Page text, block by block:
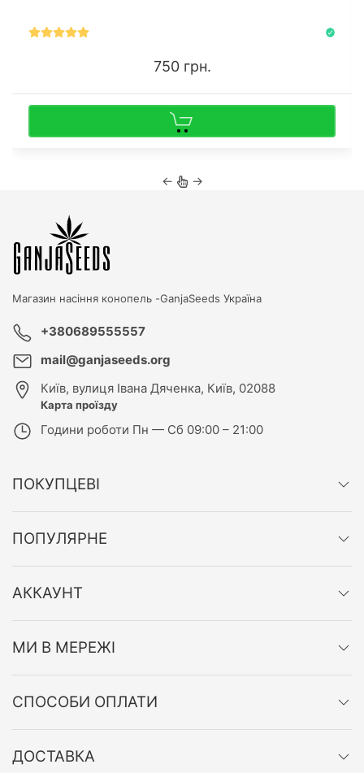
750 грн.
← →
Магазин насіння конопель -GanjaSeeds Україна
+380689555557
mail@ganjaseeds.org
Київ, вулиця Івана Дяченка, Київ, 02088
Карта проїзду
Години роботи Пн — Сб 09:00 – 21:00
ПОКУПЦЕВІ
ПОПУЛЯРНЕ
АККАУНТ
МИ В МЕРЕЖІ
СПОСОБИ ОПЛАТИ
ДОСТАВКА